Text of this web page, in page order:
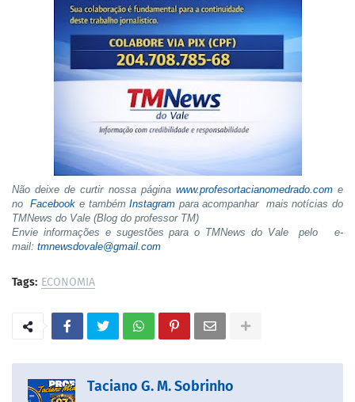
Não deixe de curtir nossa página www.profesortacianomedrado.come
noFacebook e tambémInstagram para acompanhar mais notícias do
TMNews do Vale (Blog do professor TM)
Envie informações e sugestões para o TMNews do Vale pelo e-
mail: tmnewsdovale@gmail.com
Tags: ECONOMIA
Taciano G. M. Sobrinho